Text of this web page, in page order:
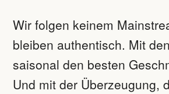
Wir folgen keinem
bleiben authentisch. Mit
saisonal den besten
Und mit der Überzeugung,